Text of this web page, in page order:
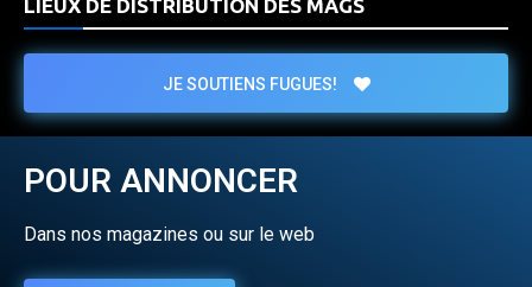
LIEUX DE DISTRIBUTION DES MAGS
JE SOUTIENS FUGUES!
POUR ANNONCER
Dans nos magazines ou sur le web